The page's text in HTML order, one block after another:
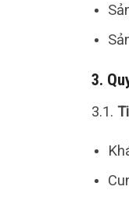
3.
3.1.